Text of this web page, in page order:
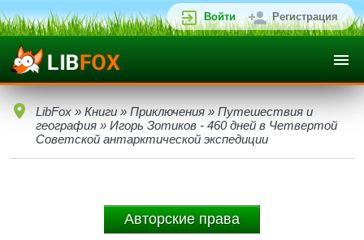
Войти Регистрация
LibFox » Книги » Приключения » Путешествия и
география » Игорь Зотиков - 460 дней в Четвертой
Советской антарктической экспедиции
Авторские права